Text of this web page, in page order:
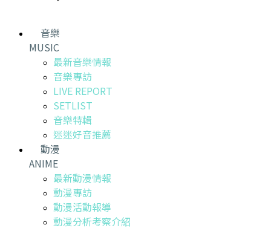
音樂
MUSIC
最新音樂情報
音樂專訪
LIVE REPORT
SETLIST
音樂特輯
迷迷好音推薦
動漫
ANIME
最新動漫情報
動漫專訪
動漫活動報導
動漫分析考察介紹